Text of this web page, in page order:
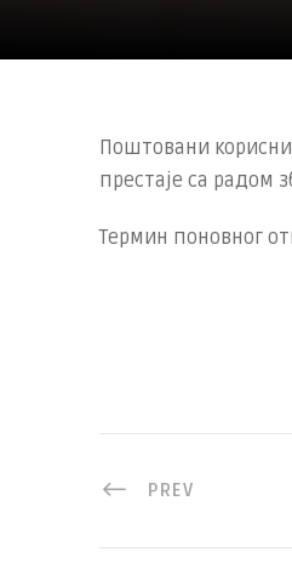
Поштовани
престаје са радом
Термин поновног
PREV